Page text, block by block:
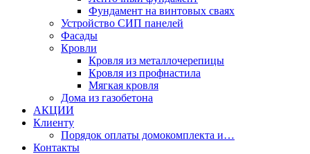
Фундамент на винтовых сваях
Устройство СИП панелей
Фасады
Кровли
Кровля из металлочерепицы
Кровля из профнастила
Мягкая кровля
Дома из газобетона
АКЦИИ
Клиенту
Порядок оплаты домокомплекта и…
Контакты